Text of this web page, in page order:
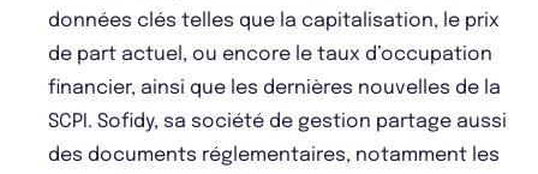
données clés telles que la capitalisation, le prix
de part actuel, ou encore le taux d’occupation
financier, ainsi que les dernières nouvelles de la
SCPI. Sofidy, sa société de gestion partage aussi
des documents réglementaires, notamment les